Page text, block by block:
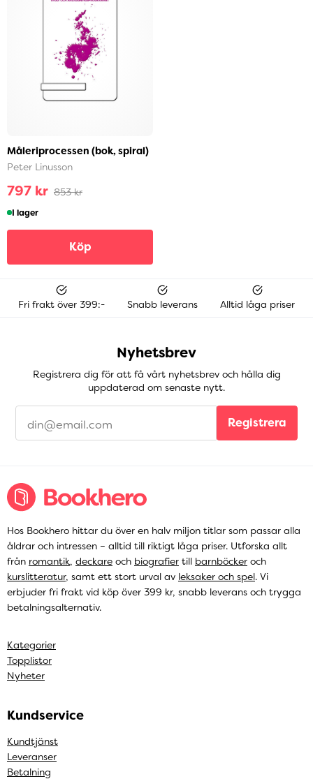
Måleriprocessen (bok, spiral)
Peter Linusson
797 kr 853 kr
I lager
Köp
Fri frakt över 399:- Snabb leverans Alltid låga priser
Nyhetsbrev
Registrera dig för att få vårt nyhetsbrev och hålla dig
uppdaterad om senaste nytt.
Registrera
Hos Bookhero hittar du över en halv miljon titlar som passar alla
åldrar och intressen – alltid till riktigt låga priser. Utforska allt
från romantik, deckare och biografier till barnböcker och
kurslitteratur, samt ett stort urval av leksaker och spel. Vi
erbjuder fri frakt vid köp över 399 kr, snabb leverans och trygga
betalningsalternativ.
Kategorier
Topplistor
Nyheter
Kundservice
Kundtjänst
Leveranser
Betalning